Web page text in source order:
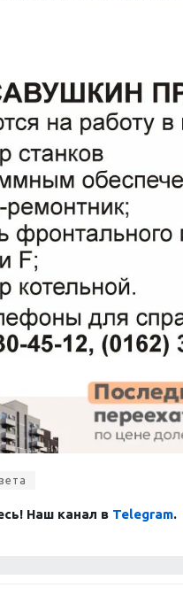
Наш канал в Telegram.